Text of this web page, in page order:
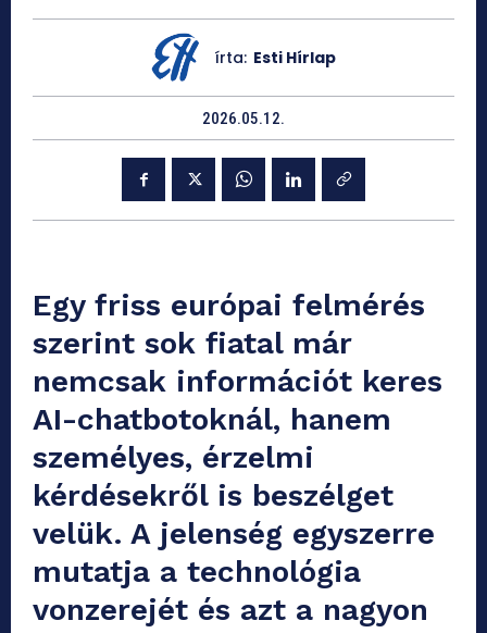
írta: Esti Hírlap
2026.05.12.
Egy friss európai felmérés
szerint sok fiatal már
nemcsak információt keres
AI-chatbotoknál, hanem
személyes, érzelmi
kérdésekről is beszélget
velük. A jelenség egyszerre
mutatja a technológia
vonzerejét és azt a nagyon